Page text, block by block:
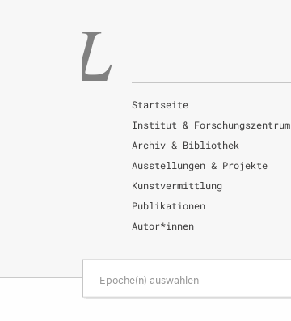
Startseite
Institut & Forschungszentrum
Archiv & Bibliothek
Ausstellungen & Projekte
Kunstvermittlung
Publikationen
Autor*innen
Epoche(n) auswählen